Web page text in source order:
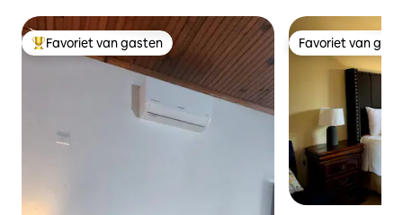
Topfavoriet van gasten
Favoriet van gasten Favoriet van
Favoriet van